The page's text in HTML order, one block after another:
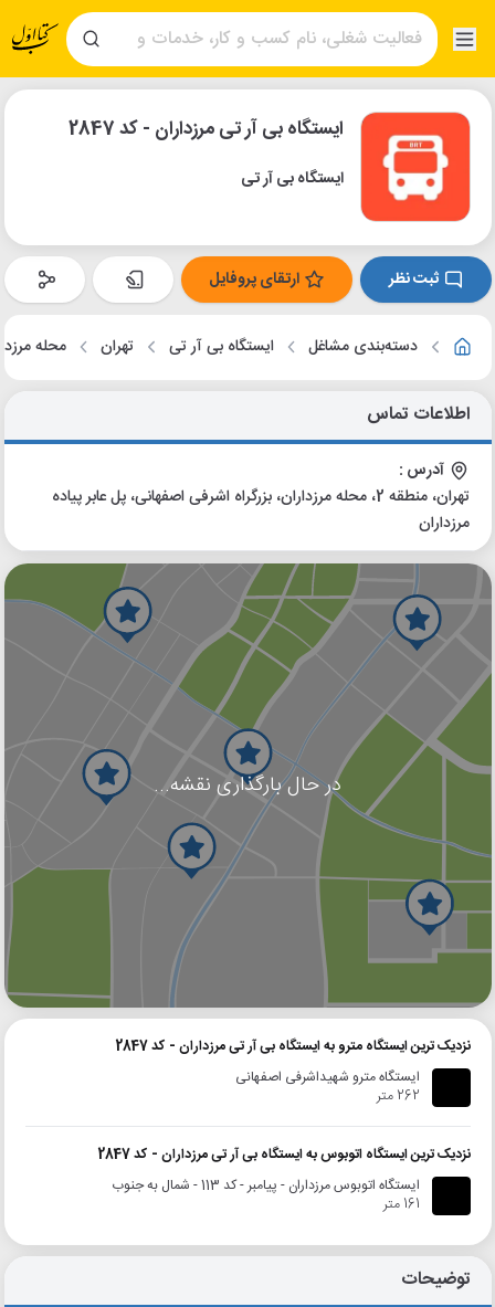
ایستگاه بی آر تی مرزداران - کد 2847
ایستگاه بی آر تی
ثبت نظر ارتقای پروفایل
دسته‌بندی مشاغل ایستگاه بی آر تی تهران محله
اطلاعات تماس
آدرس :
تهران، منطقه 2، محله مرزداران، بزرگراه اشرفی اصفهانی، پل عابر پیاده
مرزداران
در حال بارگذاری نقشه...
گوگل
نزدیک ترین ایستگاه مترو به ایستگاه بی آر تی مرزداران - کد 2847
ایستگاه مترو شهیداشرفی اصفهانی
262 متر
نزدیک ترین ایستگاه اتوبوس به ایستگاه بی آر تی مرزداران - کد 2847
ایستگاه اتوبوس مرزداران - پیامبر - کد 113 - شمال به جنوب
161 متر
توضیحات